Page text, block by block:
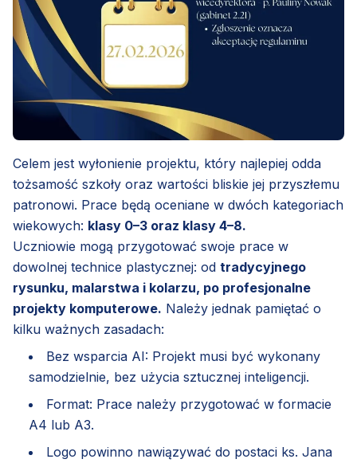
Celem jest wyłonienie projektu, który najlepiej odda
tożsamość szkoły oraz wartości bliskie jej przyszłemu
patronowi. Prace będą oceniane w dwóch kategoriach
wiekowych: klasy 0–3 oraz klasy 4–8.
Uczniowie mogą przygotować swoje prace w
dowolnej technice plastycznej: od tradycyjnego
rysunku, malarstwa i kolarzu, po profesjonalne
projekty komputerowe. Należy jednak pamiętać o
kilku ważnych zasadach:
Bez wsparcia AI: Projekt musi być wykonany
samodzielnie, bez użycia sztucznej inteligencji.
Format: Prace należy przygotować w formacie
A4 lub A3.
Logo powinno nawiązywać do postaci ks. Jana